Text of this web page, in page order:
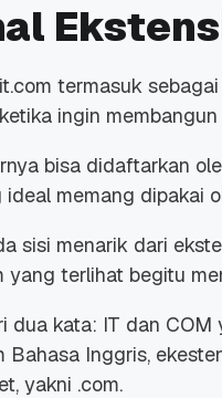
termasuk
ingin membangun
bisa didaftarkan
memang dipakai
sisi menarik dari
yang terlihat begitu
dua kata: IT dan
Bahasa Inggris,
yakni .com.